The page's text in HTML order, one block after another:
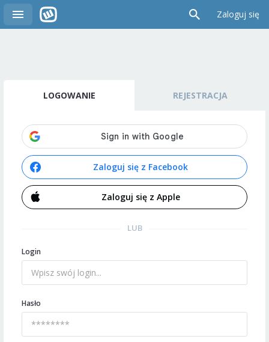
Zaloguj się
LOGOWANIE REJESTRACJA
Zaloguj się z Facebook
Zaloguj się z Apple
LUB
Login
Hasło